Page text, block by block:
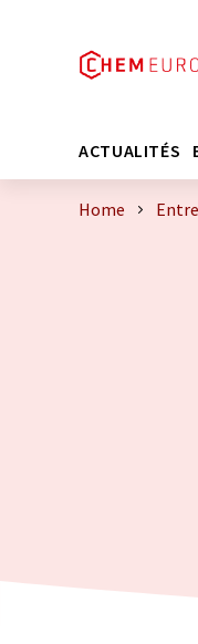
ACTUALITÉS
Home